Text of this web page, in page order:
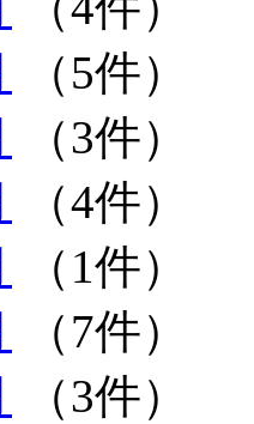
（5件）
（3件）
（4件）
（1件）
（7件）
（3件）